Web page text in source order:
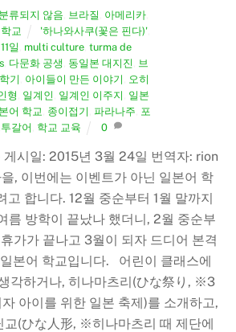
분류되지 않음 브라질 아메리카
학교 '하나와사쿠(꽃은 핀다)',
일 multi culture, turma de
, 다문화 공생 동일본 대지진
브
기 아이들이 만든 이야기
오히
형
일계인 일계인 이주지 일본
어 학교 종이접기 파라나주 포
갈어 학교 교육 0
게시일: 2015년 3월 24일 번역자: rion
, 이번에는 이벤트가 아닌 일본어 학
고 합니다. 12월 중순부터 1월 말까지
름 방학이 끝났나 했더니, 2월 중순부
가가 끝나고 3월이 되자 드디어 본격
본어 학교입니다. 어린이 클래스에
각하거나, 히나마츠리(ひな祭り, ※3
아이를 위한 일본 축제)를 소개하고,
교(ひな人形, ※히나마츠리 때 제단에